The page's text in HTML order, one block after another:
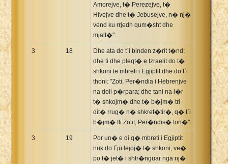
Amorejve, t� Perezejve, t�
Hivejve dhe t� Jebusejve, n� nj�
vend ku rrjedh qum�sht dhe
mjalt�".
3 18
Dhe ata do t`i binden z�rit t�nd;
dhe ti dhe pleqt� e Izraelit do t�
shkoni te mbreti i Egjiptit dhe do t`i
thoni: "Zoti, Per�ndia i Hebrenjve
na doli p�rpara; dhe tani na l�r
t� shkojm� dhe t� b�jm� tri
dit� rrug� n� shkret�tir�, q� t`i
b�jm� fli Zotit, Per�ndis� ton�".
3 19
Por un� e di q� mbreti i Egjiptit
nuk do t`ju lejoj� t� shkoni, ve�
po t� jet� i shtr�nguar nga nj�